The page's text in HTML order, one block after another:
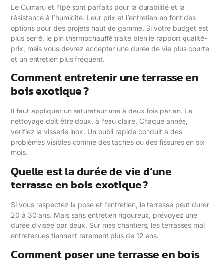
Le Cumaru et l’Ipé sont parfaits pour la durabilité et la
résistance à l’humidité. Leur prix et l’entretien en font des
options pour des projets haut de gamme. Si votre budget est
plus serré, le pin thermochauffé traite bien le rapport qualité-
prix, mais vous devrez accepter une durée de vie plus courte
et un entretien plus fréquent.
Comment entretenir une terrasse en
bois exotique ?
Il faut appliquer un saturateur une à deux fois par an. Le
nettoyage doit être doux, à l’eau claire. Chaque année,
vérifiez la visserie inox. Un oubli rapide conduit à des
problèmes visibles comme des taches ou des fissures en six
mois.
Quelle est la durée de vie d’une
terrasse en bois exotique ?
Si vous respectez la pose et l’entretien, la terrasse peut durer
20 à 30 ans. Mais sans entretien rigoureux, prévoyez une
durée divisée par deux. Sur mes chantiers, les terrasses mal
entretenues tiennent rarement plus de 12 ans.
Comment poser une terrasse en bois